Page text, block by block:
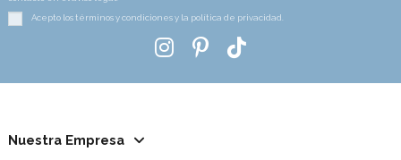
Acepto los términos y condiciones y la política de privacidad.
Nuestra Empresa